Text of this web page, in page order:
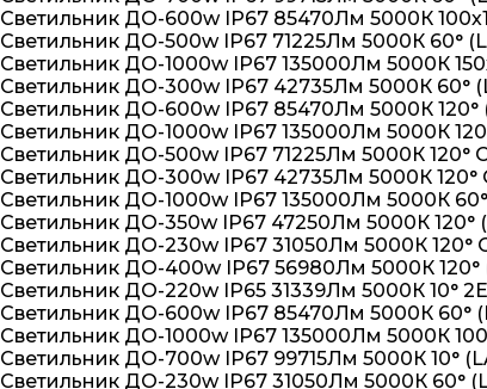
Светильник ДО-600w IP67 85470Лм 5000К
Светильник ДО-500w IP67 71225Лм 5000К 60°
Светильник ДО-1000w IP67 135000Лм 5000К
Светильник ДО-300w IP67 42735Лм 5000К 60°
Светильник ДО-600w IP67 85470Лм 5000К 120°
Светильник ДО-1000w IP67 135000Лм 5000К
Светильник ДО-500w IP67 71225Лм 5000К 120°
Светильник ДО-300w IP67 42735Лм 5000К
Светильник ДО-1000w IP67 135000Лм 5000К
Светильник ДО-350w IP67 47250Лм 5000К 120°
Светильник ДО-230w IP67 31050Лм 5000К
Светильник ДО-400w IP67 56980Лм 5000К 120°
Светильник ДО-220w IP65 31339Лм 5000К 10°
Светильник ДО-600w IP67 85470Лм 5000К 60°
Светильник ДО-1000w IP67 135000Лм 5000К
Светильник ДО-700w IP67 99715Лм 5000К 10°
Светильник ДО-230w IP67 31050Лм 5000К 60°